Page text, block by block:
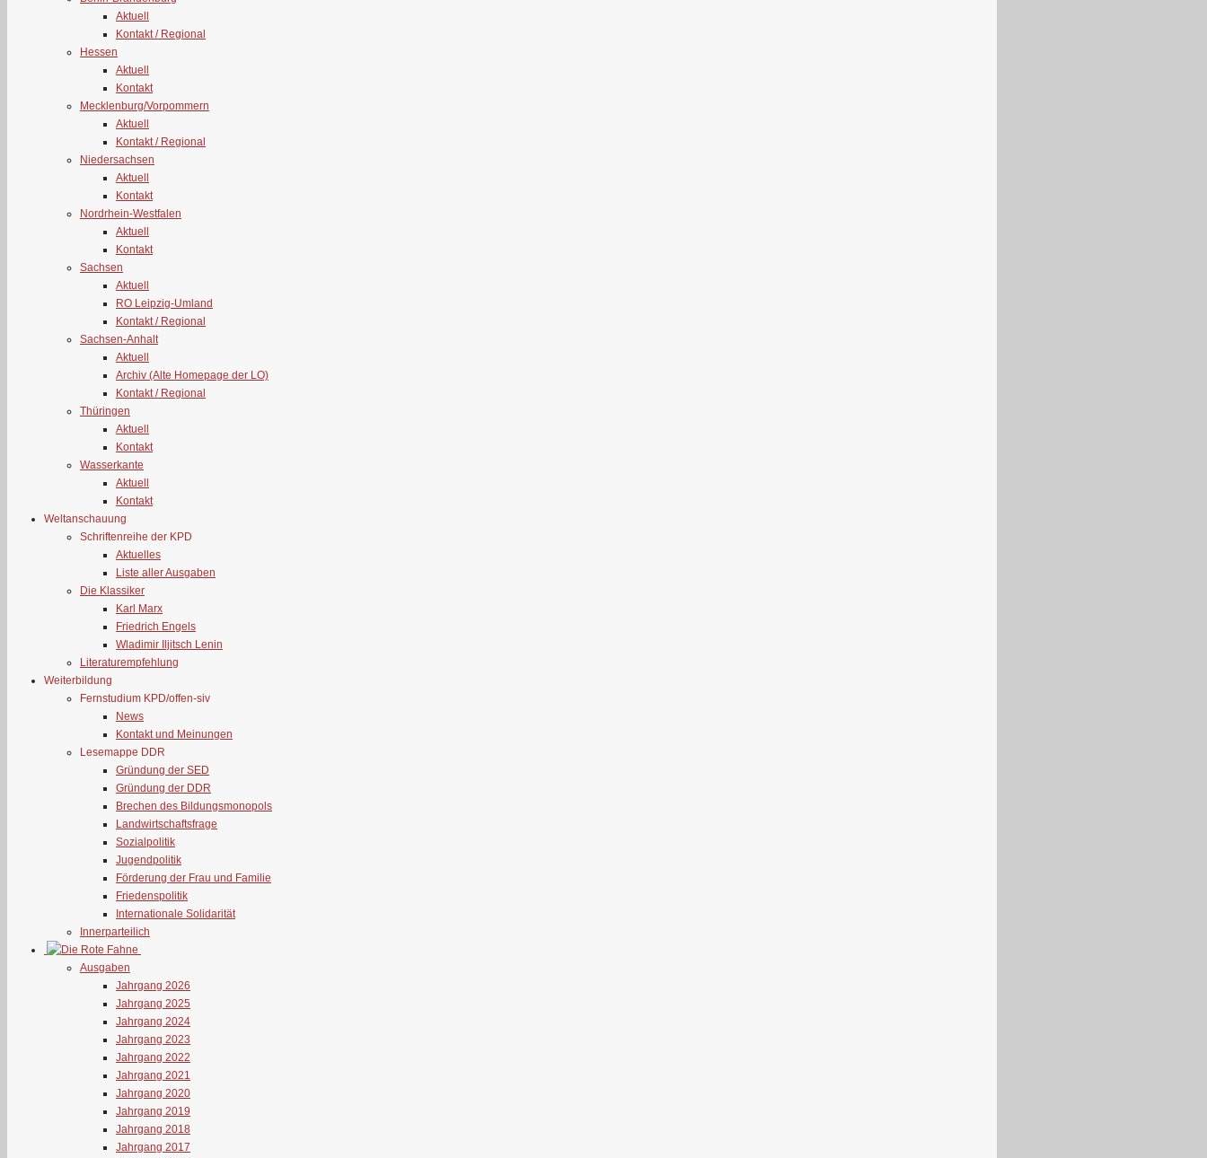
Aktuell
Kontakt / Regional
Hessen
Aktuell
Kontakt
Mecklenburg/Vorpommern
Aktuell
Kontakt / Regional
Niedersachsen
Aktuell
Kontakt
Nordrhein-Westfalen
Aktuell
Kontakt
Sachsen
Aktuell
RO Leipzig-Umland
Kontakt / Regional
Sachsen-Anhalt
Aktuell
Archiv (Alte Homepage der LO)
Kontakt / Regional
Thüringen
Aktuell
Kontakt
Wasserkante
Aktuell
Kontakt
Weltanschauung
Schriftenreihe der KPD
Aktuelles
Liste aller Ausgaben
Die Klassiker
Karl Marx
Friedrich Engels
Wladimir Iljitsch Lenin
Literaturempfehlung
Weiterbildung
Fernstudium KPD/offen-siv
News
Kontakt und Meinungen
Lesemappe DDR
Gründung der SED
Gründung der DDR
Brechen des Bildungsmonopols
Landwirtschaftsfrage
Sozialpolitik
Jugendpolitik
Förderung der Frau und Familie
Friedenspolitik
Internationale Solidarität
Innerparteilich
Ausgaben
Jahrgang 2026
Jahrgang 2025
Jahrgang 2024
Jahrgang 2023
Jahrgang 2022
Jahrgang 2021
Jahrgang 2020
Jahrgang 2019
Jahrgang 2018
Jahrgang 2017